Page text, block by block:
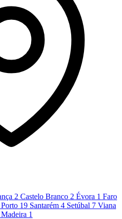
2 Castelo Branco 2 Évora 1 Faro
Porto 19 Santarém 4 Setúbal 7 Viana
Madeira 1